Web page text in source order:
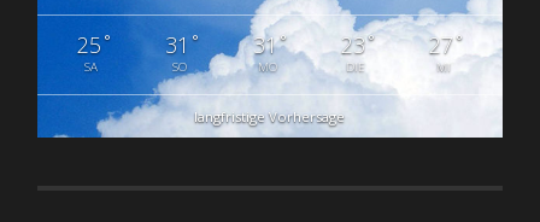
25°
SA
31 °
SO
31°
MO
23°
DIE
27°
MI
langfristige Vorhersage